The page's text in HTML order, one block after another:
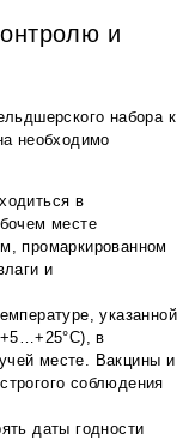
и
набора к
необходимо
в
месте
промаркированном
и
указанной
+5…+25°С), в
месте. Вакцины и
соблюдения
даты годности